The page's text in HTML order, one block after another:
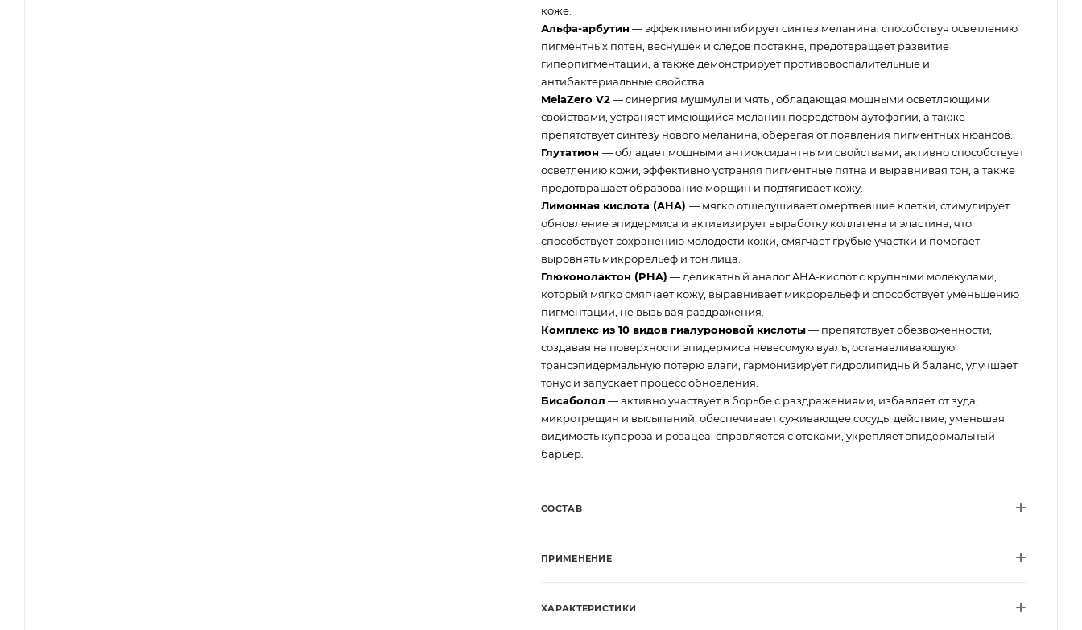
коже.
Альфа-арбутин — эффективно ингибирует синтез меланина, способствуя осветлению
пигментных пятен, веснушек и следов постакне, предотвращает развитие
гиперпигментации, а также демонстрирует противовоспалительные и
антибактериальные свойства.
MelaZero V2— синергия мушмулы и мяты, обладающая мощными осветляющими
свойствами, устраняет имеющийся меланин посредством аутофагии, а также
препятствует синтезу нового меланина, оберегая от появления пигментных нюансов.
Глутатион — обладает мощными антиоксидантными свойствами, активно способствует
осветлению кожи, эффективно устраняя пигментные пятна и выравнивая тон, а также
предотвращает образование морщин и подтягивает кожу.
Лимонная кислота (AHA) — мягко отшелушивает омертвевшие клетки, стимулирует
обновление эпидермиса и активизирует выработку коллагена и эластина, что
способствует сохранению молодости кожи, смягчает грубые участки и помогает
выровнять микрорельеф и тон лица.
Глюконолактон (PHA) — деликатный аналог AHA-кислот с крупными молекулами,
который мягко смягчает кожу, выравнивает микрорельеф и способствует уменьшению
пигментации, не вызывая раздражения.
Комплекс из 10 видов гиалуроновой кислоты— препятствует обезвоженности,
создавая на поверхности эпидермиса невесомую вуаль, останавливающую
трансэпидермальную потерю влаги, гармонизирует гидролипидный баланс, улучшает
тонус и запускает процесс обновления.
Бисаболол — активно участвует в борьбе с раздражениями, избавляет от зуда,
микротрещин и высыпаний, обеспечивает суживающее сосуды действие, уменьшая
видимость купероза и розацеа, справляется с отеками, укрепляет эпидермальный
барьер.
СОСТАВ
ПРИМЕНЕНИЕ
ХАРАКТЕРИСТИКИ